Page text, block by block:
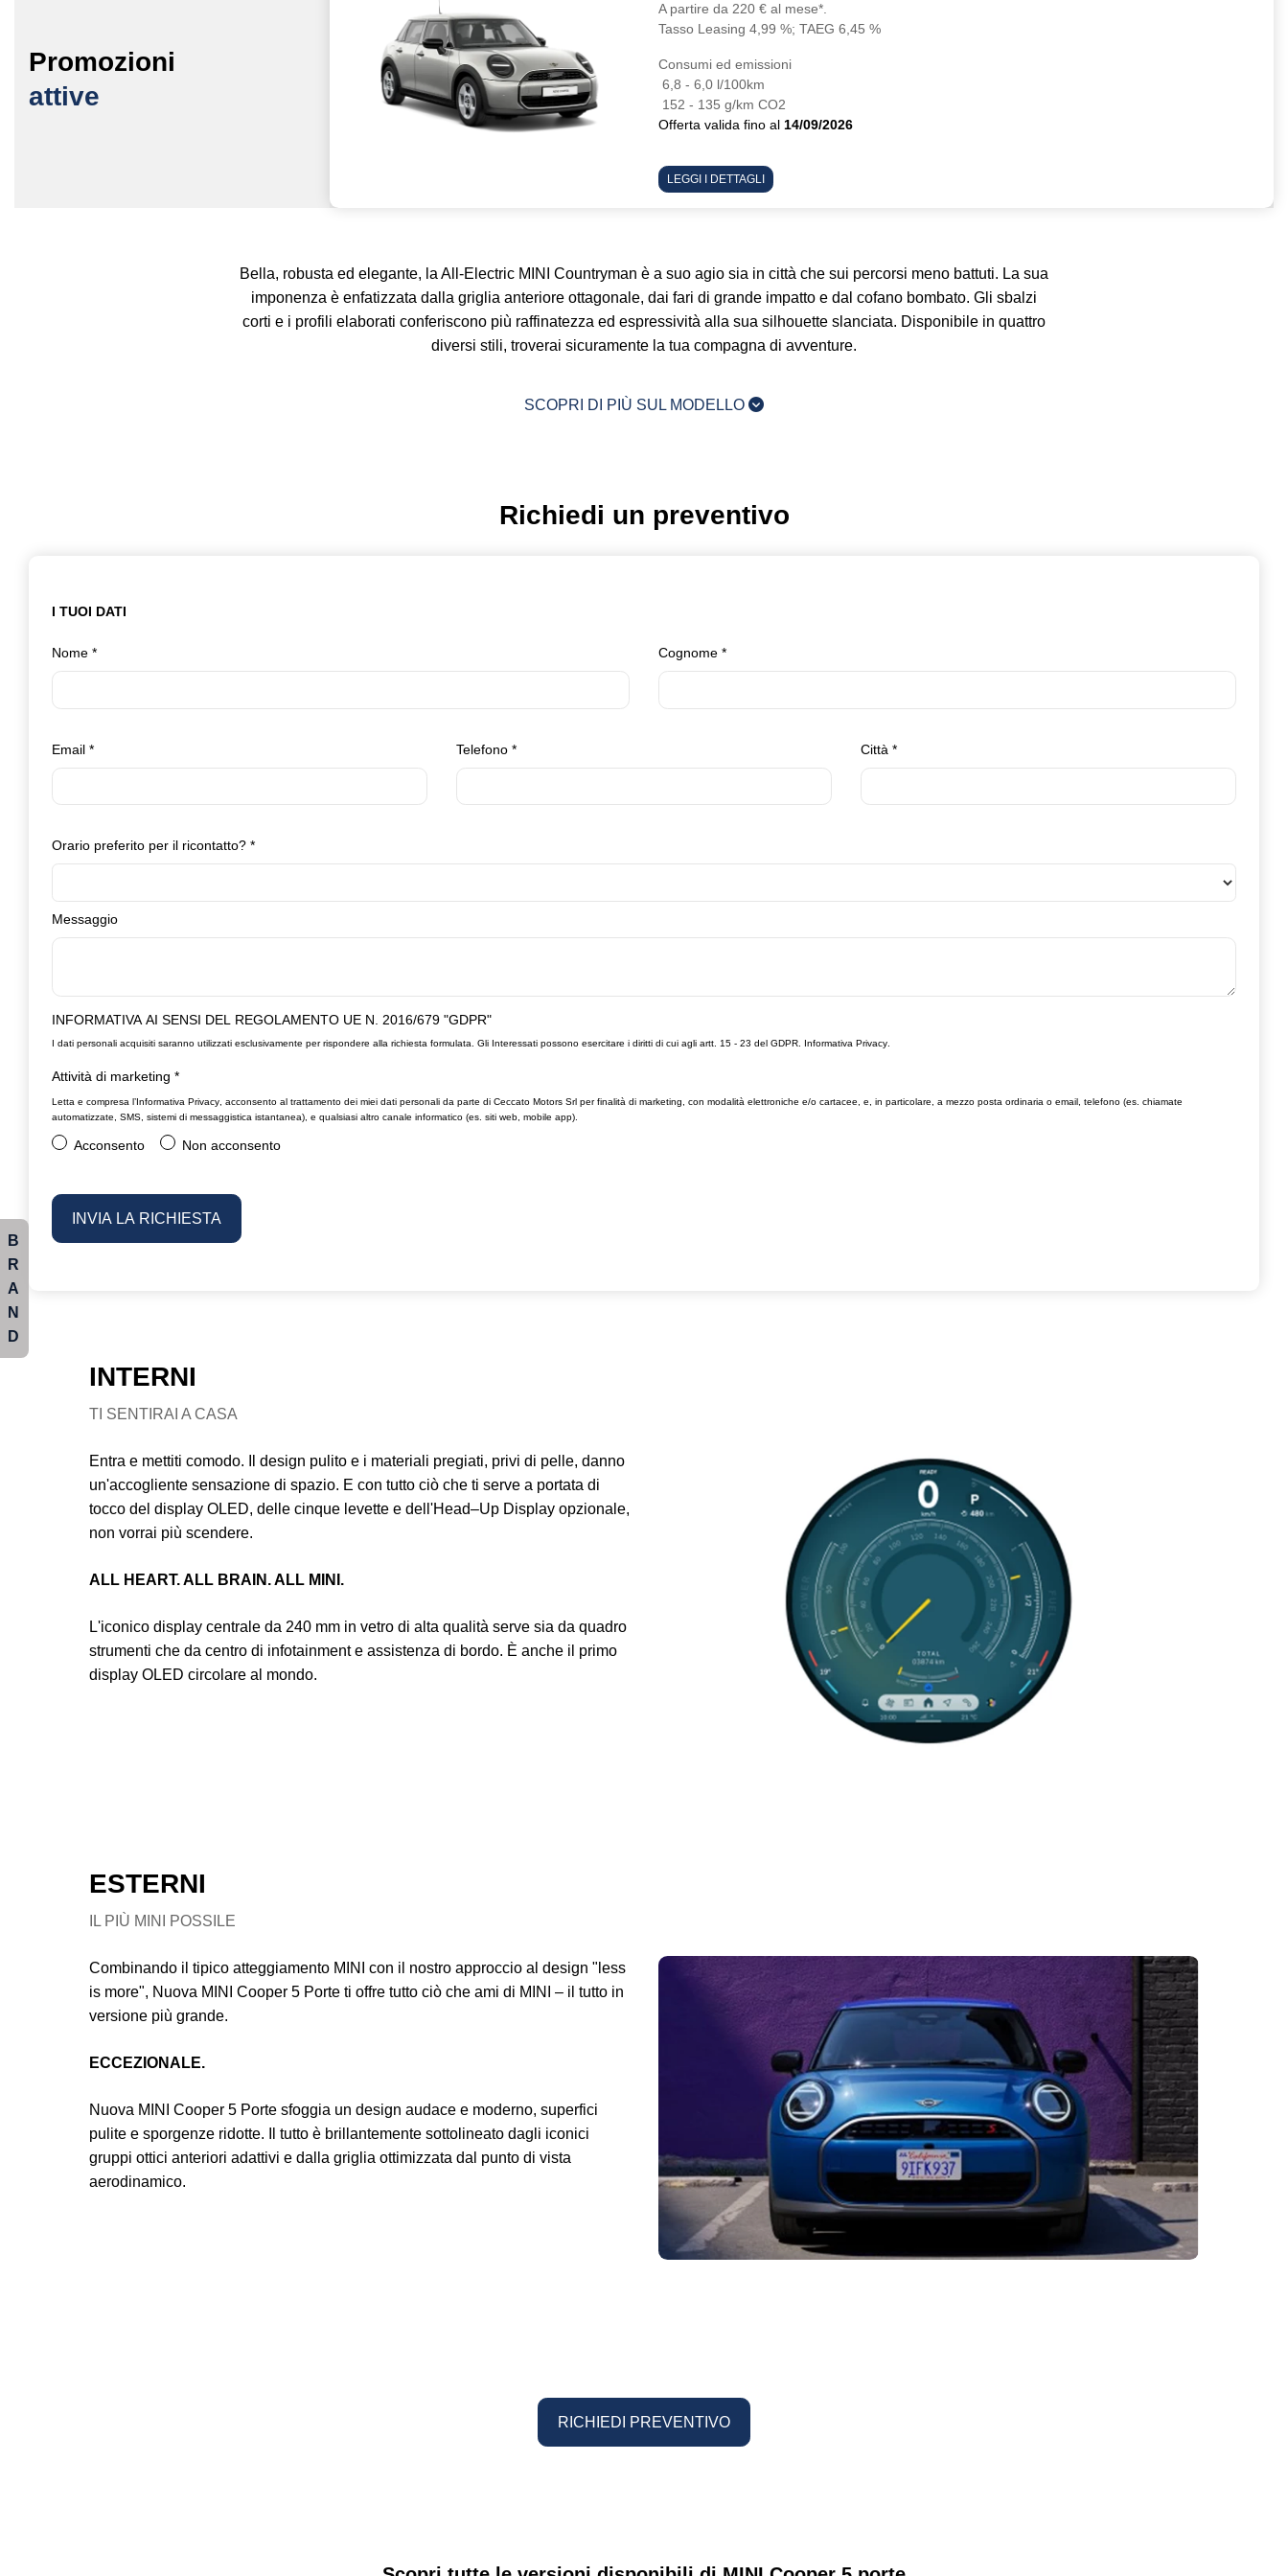
Promozioni
attive
A partire da 220 € al mese*.
Tasso Leasing 4,99 %; TAEG 6,45 %
Consumi ed emissioni
6,8 - 6,0 l/100km
152 - 135 g/km CO2
Offerta valida fino al14/09/2026
LEGGI I DETTAGLI
Bella, robusta ed elegante, la All-Electric MINI Countryman è a suo agio sia in città che sui percorsi meno battuti. La sua
imponenza è enfatizzata dalla griglia anteriore ottagonale, dai fari di grande impatto e dal cofano bombato. Gli sbalzi
corti e i profili elaborati conferiscono più raffinatezza ed espressività alla sua silhouette slanciata. Disponibile in quattro
diversi stili, troverai sicuramente la tua compagna di avventure.
SCOPRI DI PIÙ SUL MODELLO
Richiedi un preventivo
I TUOI DATI
Nome * Cognome *
Email * Telefono * Città *
Orario preferito per il ricontatto? *
Messaggio
INFORMATIVA AI SENSI DEL REGOLAMENTO UE N. 2016/679 "GDPR"
I dati personali acquisiti saranno utilizzati esclusivamente per rispondere alla richiesta formulata. Gli Interessati possono esercitare i diritti di cui agli artt. 15 - 23 del GDPR. Informativa Privacy
Attività di marketing *
Letta e compresa l’Informativa Privacy , acconsento al trattamento dei miei dati personali da parte di Ceccato Motors Srl per finalità di marketing, con modalità elettroniche e/o cartacee, e, in particolare, a mezzo posta ordinaria o email, telefono (es. chiamate
automatizzate, SMS, sistemi di messaggistica istantanea), e qualsiasi altro canale informatico (es. siti web, mobile app).
Acconsento Non acconsento
INTERNI
TI SENTIRAI A CASA
Entra e mettiti comodo. Il design pulito e i materiali pregiati, privi di pelle, danno
un'accogliente sensazione di spazio. E con tutto ciò che ti serve a portata di
tocco del display OLED, delle cinque levette e dell'Head–Up Display opzionale,
non vorrai più scendere.
ALL HEART. ALL BRAIN. ALL MINI.
L'iconico display centrale da 240 mm in vetro di alta qualità serve sia da quadro
strumenti che da centro di infotainment e assistenza di bordo. È anche il primo
display OLED circolare al mondo.
ESTERNI
IL PIÙ MINI POSSILE
Combinando il tipico atteggiamento MINI con il nostro approccio al design "less
is more", Nuova MINI Cooper 5 Porte ti offre tutto ciò che ami di MINI – il tutto in
versione più grande.
ECCEZIONALE.
Nuova MINI Cooper 5 Porte sfoggia un design audace e moderno, superfici
pulite e sporgenze ridotte. Il tutto è brillantemente sottolineato dagli iconici
gruppi ottici anteriori adattivi e dalla griglia ottimizzata dal punto di vista
aerodinamico.
RICHIEDI PREVENTIVO
B
R
A
N
D